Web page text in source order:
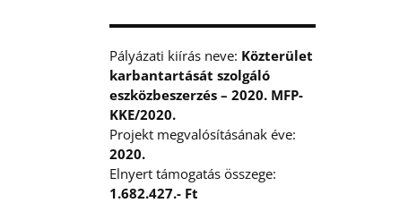
Pályázati kiírás neve: Közterület
karbantartását szolgáló
eszközbeszerzés – 2020. MFP-
KKE/2020.
Projekt megvalósításának éve:
2020.
Elnyert támogatás összege:
1.682.427.- Ft